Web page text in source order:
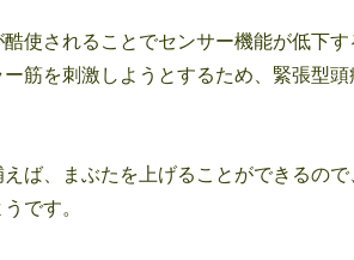
使されることでセンサー機能が低下
筋を刺激しようとするため、緊張型
えば、まぶたを上げることができるの
です。